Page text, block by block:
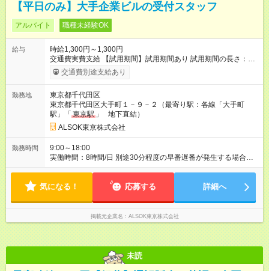
【平日のみ】大手企業ビルの受付スタッフ
アルバイト 職種未経験OK
給与
時給1,300円～1,300円
交通費実費支給 【試用期間】試用期間あり 試用期間の長さ：6
ヶ月 雇用形態、給与は本採用時と同じです。
交通費別途支給あり
勤務地
東京都千代田区
東京都千代田区大手町１－９－２（最寄り駅：各線「大手町
駅」「 東京駅 」 地下直結）
ALSOK東京株式会社
勤務時間
9:00～18:00
実働時間：8時間/日 別途30分程度の早番遅番が発生する場合が
あります（時間外手当支給）。
気になる！ 応募する 詳細へ
掲載元企業名 ALSOK東京株式会社
未読